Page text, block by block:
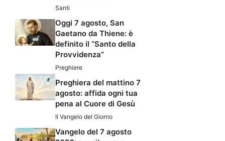
Santi
Oggi 7 agosto, San
Gaetano da Thiene: è
definito il “Santo della
Provvidenza”
Preghiere
Preghiera del mattino 7
agosto: affida ogni tua
pena al Cuore di Gesù
Il Vangelo del Giorno
Vangelo del 7 agosto